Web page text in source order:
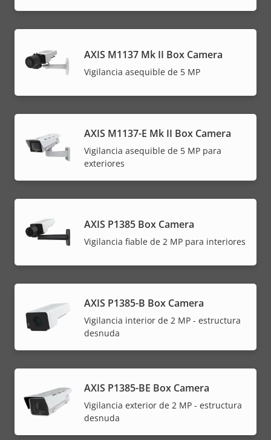
AXIS M1137 Mk II Box Camera
Vigilancia asequible de 5 MP
AXIS M1137-E Mk II Box Camera
Vigilancia asequible de 5 MP para
exteriores
AXIS P1385 Box Camera
Vigilancia fiable de 2 MP para interiores
AXIS P1385-B Box Camera
Vigilancia interior de 2 MP - estructura
desnuda
AXIS P1385-BE Box Camera
Vigilancia exterior de 2 MP - estructura
desnuda